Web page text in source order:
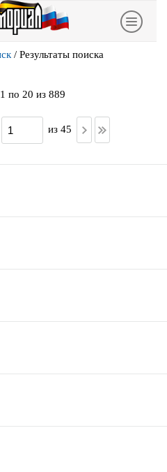
/ Результаты поиска
по 20 из 889
из 45